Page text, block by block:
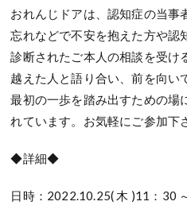
おれんじドアは、認知症の当事
忘れなどで不安を抱えた方や認
診断されたご本人の相談を受け
越えた人と語り合い、前を向い
最初の一歩を踏み出すための場
れています。お気軽にご参加下
◆詳細◆
日時：2022.10.25( 木 )11：30